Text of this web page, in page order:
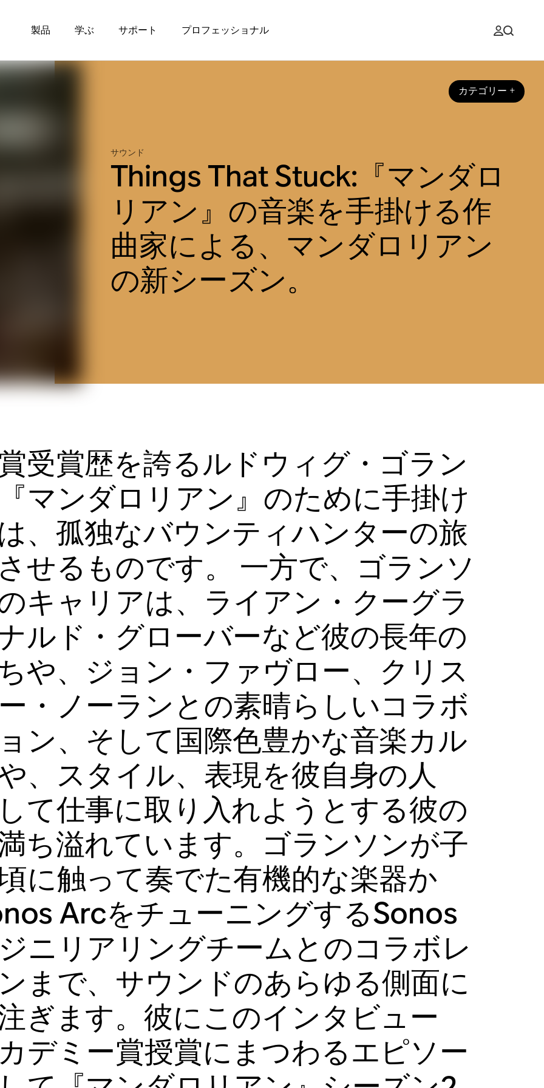
製品 学ぶ サポート プロフェッショナル
サウンド
カテゴリー +
Things That Stuck:『マンダロ
リアン』の音楽を手掛ける作
曲家による、マンダロリアン
の新シーズン。
受賞歴を誇るルドウィグ・ゴラン
マンダロリアン』のために手掛け
、孤独なバウンティハンターの旅
せるものです。 一方で、ゴランソ
キャリアは、ライアン・クーグラ
ルド・グローバーなど彼の長年の
や、ジョン・ファヴロー、クリス
・ノーランとの素晴らしいコラボ
ン、そして国際色豊かな音楽カル
、スタイル、表現を彼自身の人
て仕事に取り入れようとする彼の
ち溢れています。ゴランソンが子
に触って奏でた有機的な楽器か
ArcをチューニングするSonos
ニリアリングチームとのコラボレ
まで、サウンドのあらゆる側面に
ぎます。彼にこのインタビュー
デミー賞授賞にまつわるエピソー